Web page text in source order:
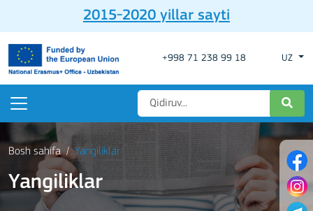
2015-2020 yillar sayti
+998 71 238 99 18 UZ
Bosh sahifa Yangiliklar
Yangiliklar